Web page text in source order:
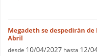
Megadeth se despedirán
Abril
desde 10/04/2027 hasta 12/